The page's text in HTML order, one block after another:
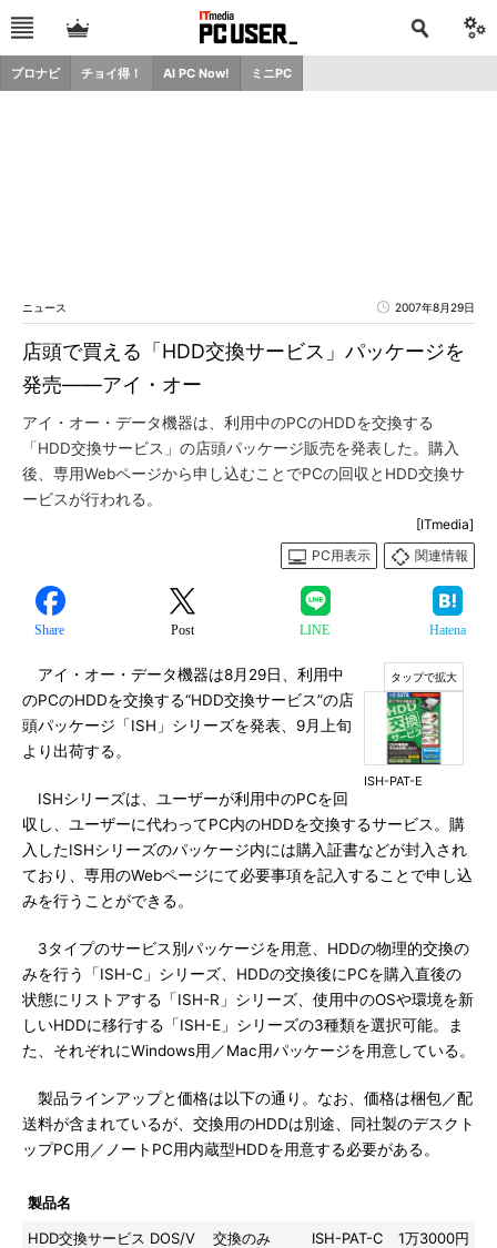
プロナビ チョイ得！ AI PC Now! ミニPC
ニュース 2007年8月29日
店頭で買える「HDD交換サービス」パッケージを
発売――アイ・オー
アイ・オー・データ機器は、利用中のPCのHDDを交換する
「HDD交換サービス」の店頭パッケージ販売を発表した。購入
後、専用Webページから申し込むことでPCの回収とHDD交換サ
ービスが行われる。
[ITmedia]
PC用表示
関連情報
Share Post LINE Hatena
ISH-PAT-E
アイ・オー・データ機器は8月29日、利用中
のPCのHDDを交換する“HDD交換サービス”の店
頭パッケージ「ISH」シリーズを発表、9月上旬
より出荷する。
ISHシリーズは、ユーザーが利用中のPCを回
収し、ユーザーに代わってPC内のHDDを交換するサービス。購
入したISHシリーズのパッケージ内には購入証書などが封入され
ており、専用のWebページにて必要事項を記入することで申し込
みを行うことができる。
3タイプのサービス別パッケージを用意、HDDの物理的交換の
みを行う「ISH-C」シリーズ、HDDの交換後にPCを購入直後の
状態にリストアする「ISH-R」シリーズ、使用中のOSや環境を新
しいHDDに移行する「ISH-E」シリーズの3種類を選択可能。ま
た、それぞれにWindows用／Mac用パッケージを用意している。
製品ラインアップと価格は以下の通り。なお、価格は梱包／配
送料が含まれているが、交換用のHDDは別途、同社製のデスクト
ップPC用／ノートPC用内蔵型HDDを用意する必要がある。
製品名
HDD交換サービス DOS/V
交換のみ ISH-PAT-C
1万3000円